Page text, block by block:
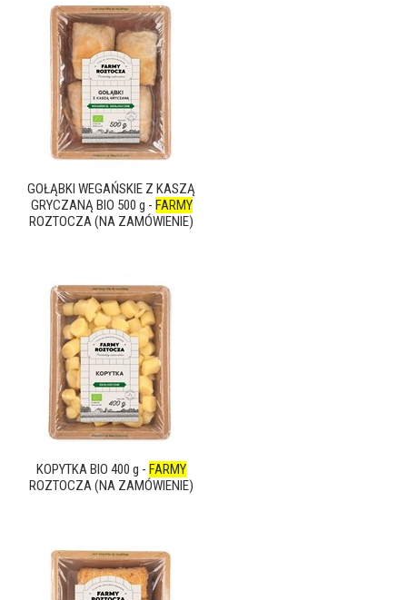
GOŁĄBKI WEGAŃSKIE Z KASZĄ
GRYCZANĄ BIO 500 g - FARMY
ROZTOCZA (NA ZAMÓWIENIE)
KOPYTKA BIO 400 g - FARMY
ROZTOCZA (NA ZAMÓWIENIE)